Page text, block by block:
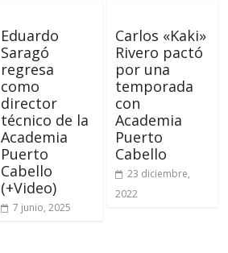
Eduardo
Saragó
regresa
como
director
técnico de la
Academia
Puerto
Cabello
(+Video)
7 junio, 2025
Carlos «Kaki»
Rivero pactó
por una
temporada
con
Academia
Puerto
Cabello
23 diciembre,
2022